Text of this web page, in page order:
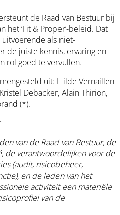
de Raad van Bestuur bij
het ‘Fit & Proper’-beleid. Dat
als niet-
de juiste kennis, ervaring en
rol goed te vervullen.
uit: Hilde Vernaillen
Debacker, Alain Thirion,
(*).
van de Raad van Bestuur, de
de verantwoordelijken voor de
(audit, risicobeheer,
en de leden van het
activiteit een materiële
van de